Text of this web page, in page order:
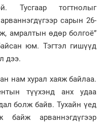
Тусгаар тогтнолыг
сарын 26-
амралтын өдөр болгоё”
юм. Тэгтэл гишүүд
дээ.
нам хурал хаяж байлаа.
түүхэнд анх удаа
болж байв. Тухайн үед
байж арваннэгдүгээр